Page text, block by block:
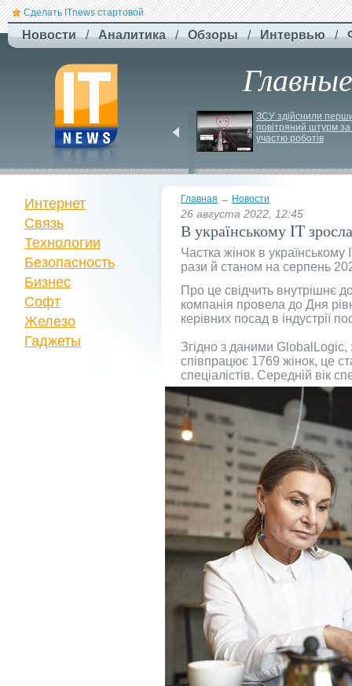
Сделать ITnews стартовой
Новости / Аналитика / Обзоры / Интервью /
нової серії станцій -
STREAM 5000
ЗСУ здійснили
повітряний штурм за
участю роботів
Главная → Новости
26 августа 2022, 12:45
В українському IT
Частка жінок в українському
рази й станом на серпень
Про це свідчить внутрішнє
компанія провела до Дня
керівних посад в індустрії
Згідно з даними GlobalLogic,
співпрацює 1769 жінок, це
спеціалістів. Середній вік
Интернет
Связь
Технологии
Безопасность
Бизнес
Софт
Железо
Гаджеты